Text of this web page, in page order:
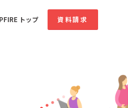
トップ 資料請求
新着のコミュニティ